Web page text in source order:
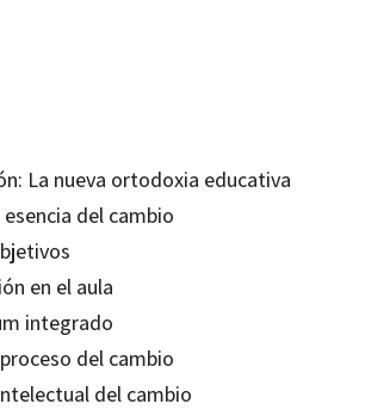
La nueva ortodoxia educativa
esencia del cambio
en el aula
integrado
proceso del cambio
del cambio